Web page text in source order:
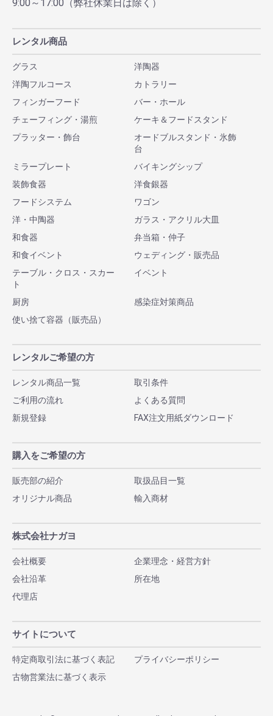
9:00～17:00（弊社休業日は除く）
レンタル商品
グラス
洋陶器
洋陶フルコース
カトラリー
フィンガーフード
バー・ホール
チェーフィング・湯煎
ケーキ＆フードスタンド
プラッター・飾台
オードブルスタンド・氷飾
台
ミラープレート
バイキングシップ
装飾食器
洋食銀器
フードシステム
ワゴン
洋・中陶器
ガラス・アクリル大皿
和食器
弁当箱・仲子
和食イベント
ウェディング・販売品
テーブル・クロス・スカー
ト
イベント
厨房
感染症対策商品
使い捨て容器（販売品）
レンタルご希望の方
レンタル商品一覧
取引条件
ご利用の流れ
よくある質問
新規登録
FAX注文用紙ダウンロード
購入をご希望の方
販売部の紹介
取扱品目一覧
オリジナル商品
輸入商材
株式会社ナガヨ
会社概要
企業理念・経営方針
会社沿革
所在地
代理店
サイトについて
特定商取引法に基づく表記
プライバシーポリシー
古物営業法に基づく表示